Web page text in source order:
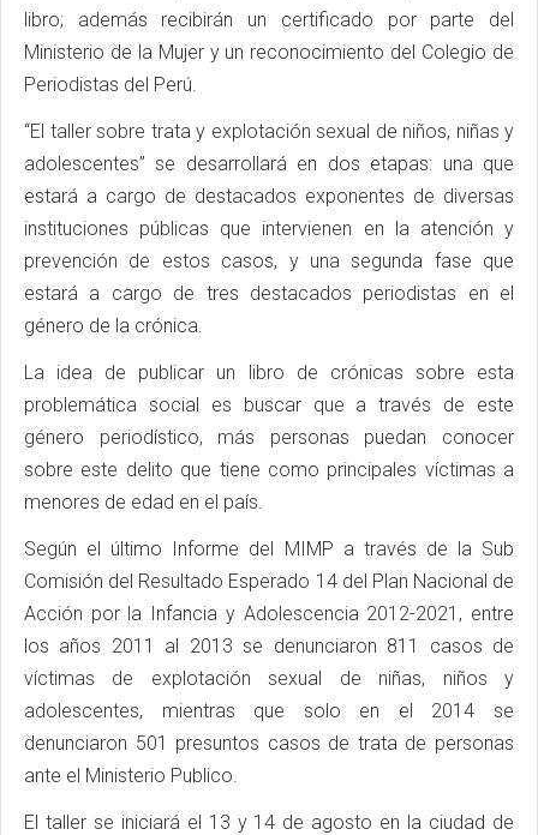
libro; además recibirán un certificado por parte del
Ministerio de la Mujer y un reconocimiento del Colegio de
Periodistas del Perú.
“El taller sobre trata y explotación sexual de niños, niñas y
adolescentes” se desarrollará en dos etapas: una que
estará a cargo de destacados exponentes de diversas
instituciones públicas que intervienen en la atención y
prevención de estos casos, y una segunda fase que
estará a cargo de tres destacados periodistas en el
género de la crónica.
La idea de publicar un libro de crónicas sobre esta
problemática social es buscar que a través de este
género periodístico, más personas puedan conocer
sobre este delito que tiene como principales víctimas a
menores de edad en el país.
Según el último Informe del MIMP a través de la Sub
Comisión del Resultado Esperado 14 del Plan Nacional de
Acción por la Infancia y Adolescencia 2012-2021, entre
los años 2011 al 2013 se denunciaron 811 casos de
víctimas de explotación sexual de niñas, niños y
adolescentes, mientras que solo en el 2014 se
denunciaron 501 presuntos casos de trata de personas
ante el Ministerio Publico.
El taller se iniciará el 13 y 14 de agosto en la ciudad de